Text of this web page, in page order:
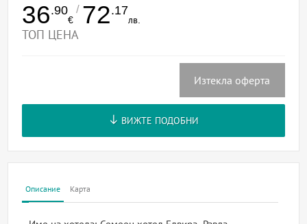
36.90
€
/ 72.17
лв.
ТОП ЦЕНА
Изтекла оферта
ВИЖТЕ ПОДОБНИ
Описание Карта